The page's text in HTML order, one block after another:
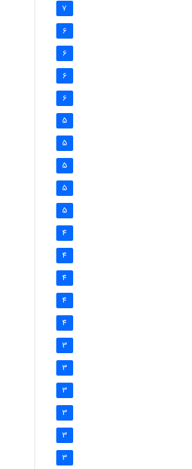
7
6
6
6
6
5
5
5
5
5
4
4
4
4
4
3
3
3
3
3
3